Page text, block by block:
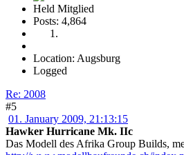
Held Mitglied
Posts: 4,864
Location: Augsburg
Logged
Re: 2008
#5
01. January 2009, 21:13:15
Hawker Hurricane Mk. IIc
Das Modell des Afrika Group Builds,